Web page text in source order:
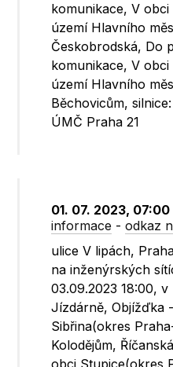
komunikace, V
území Hlavního
Českobrodská, Do
komunikace, V
území Hlavního
Běchovicům,
ÚMČ Praha 21
01. 07. 2023,
informace -odkaz
ulice V lipách,
na inženýrských
03.09.2023 18:00,
Jízdárně, Objížďka
Sibřina(okres
Kolodějům,
obci Stupice(okres